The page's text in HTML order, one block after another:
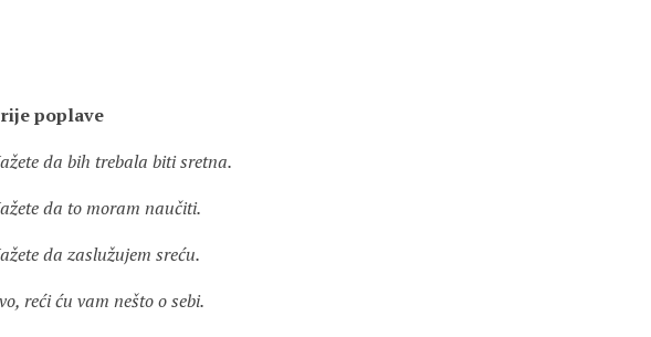
poplave
da bih trebala biti sretna.
da to moram naučiti.
da zaslužujem sreću.
reći ću vam nešto o sebi.